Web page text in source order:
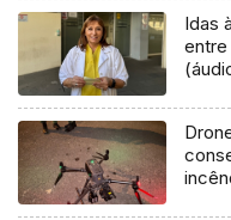
Idas
entre